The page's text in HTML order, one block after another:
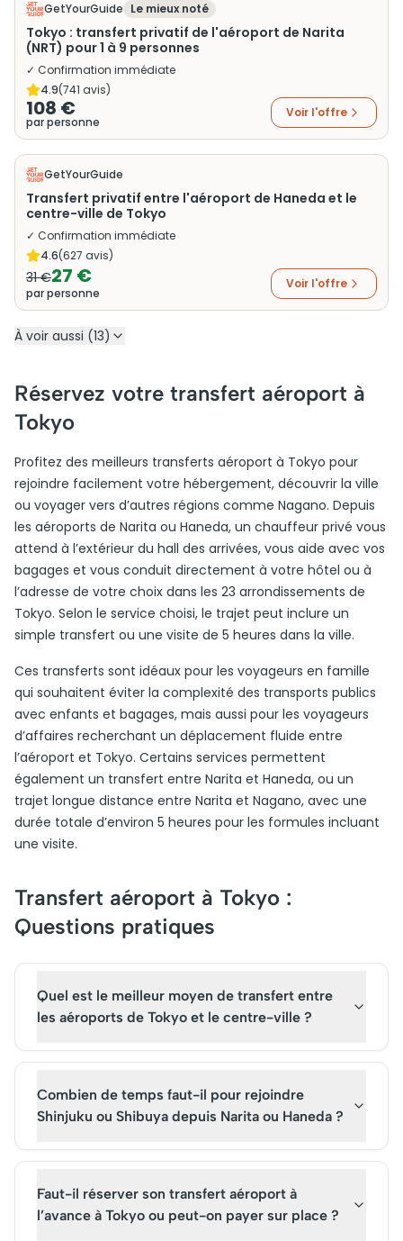
GetYourGuide Le mieux noté
Tokyo : transfert privatif de l'aéroport de Narita
(NRT) pour 1 à 9 personnes
✓ Confirmation immédiate
4.9(741 avis)
108 €
par personne
Voir l'offre
GetYourGuide
Transfert privatif entre l'aéroport de Haneda et le
centre-ville de Tokyo
✓ Confirmation immédiate
4.6(627 avis)
31 €27 €
par personne
Voir l'offre
À voir aussi (13)
Réservez votre transfert aéroport à
Tokyo
Profitez des meilleurs transferts aéroport à Tokyo pour
rejoindre facilement votre hébergement, découvrir la ville
ou voyager vers d’autres régions comme Nagano. Depuis
les aéroports de Narita ou Haneda, un chauffeur privé vous
attend à l’extérieur du hall des arrivées, vous aide avec vos
bagages et vous conduit directement à votre hôtel ou à
l’adresse de votre choix dans les 23 arrondissements de
Tokyo. Selon le service choisi, le trajet peut inclure un
simple transfert ou une visite de 5 heures dans la ville.
Ces transferts sont idéaux pour les voyageurs en famille
qui souhaitent éviter la complexité des transports publics
avec enfants et bagages, mais aussi pour les voyageurs
d’affaires recherchant un déplacement fluide entre
l’aéroport et Tokyo. Certains services permettent
également un transfert entre Narita et Haneda, ou un
trajet longue distance entre Narita et Nagano, avec une
durée totale d’environ 5 heures pour les formules incluant
une visite.
Transfert aéroport à Tokyo :
Questions pratiques
Quel est le meilleur moyen de transfert entre
les aéroports de Tokyo et le centre-ville ?
Combien de temps faut-il pour rejoindre
Shinjuku ou Shibuya depuis Narita ou Haneda ?
Faut-il réserver son transfert aéroport à
l’avance à Tokyo ou peut-on payer sur place ?